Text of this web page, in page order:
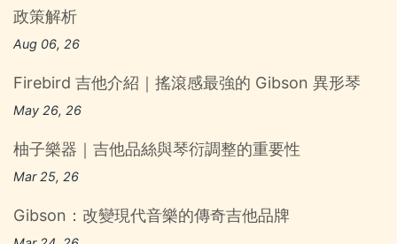
政策解析
Aug 06, 26
Firebird 吉他介紹｜搖滾感最強的 Gibson 異形琴
May 26, 26
柚子樂器｜吉他品絲與琴衍調整的重要性
Mar 25, 26
Gibson：改變現代音樂的傳奇吉他品牌